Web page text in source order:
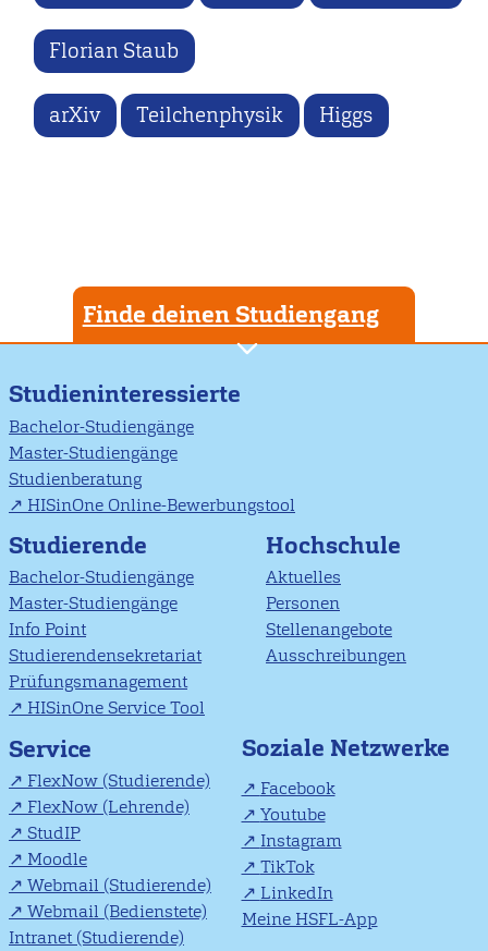
Florian Staub
arXiv Teilchenphysik Higgs
Finde deinen Studiengang
Studieninteressierte
Bachelor-Studiengänge
Master-Studiengänge
Studienberatung
HISinOne Online-Bewerbungstool
Studierende
Bachelor-Studiengänge
Master-Studiengänge
Info Point
Studierendensekretariat
Prüfungsmanagement
HISinOne Service Tool
Hochschule
Aktuelles
Personen
Stellenangebote
Ausschreibungen
Service
FlexNow (Studierende)
FlexNow (Lehrende)
StudIP
Moodle
Webmail (Studierende)
Webmail (Bedienstete)
Intranet (Studierende)
Soziale Netzwerke
Facebook
Youtube
Instagram
TikTok
LinkedIn
Meine HSFL-App